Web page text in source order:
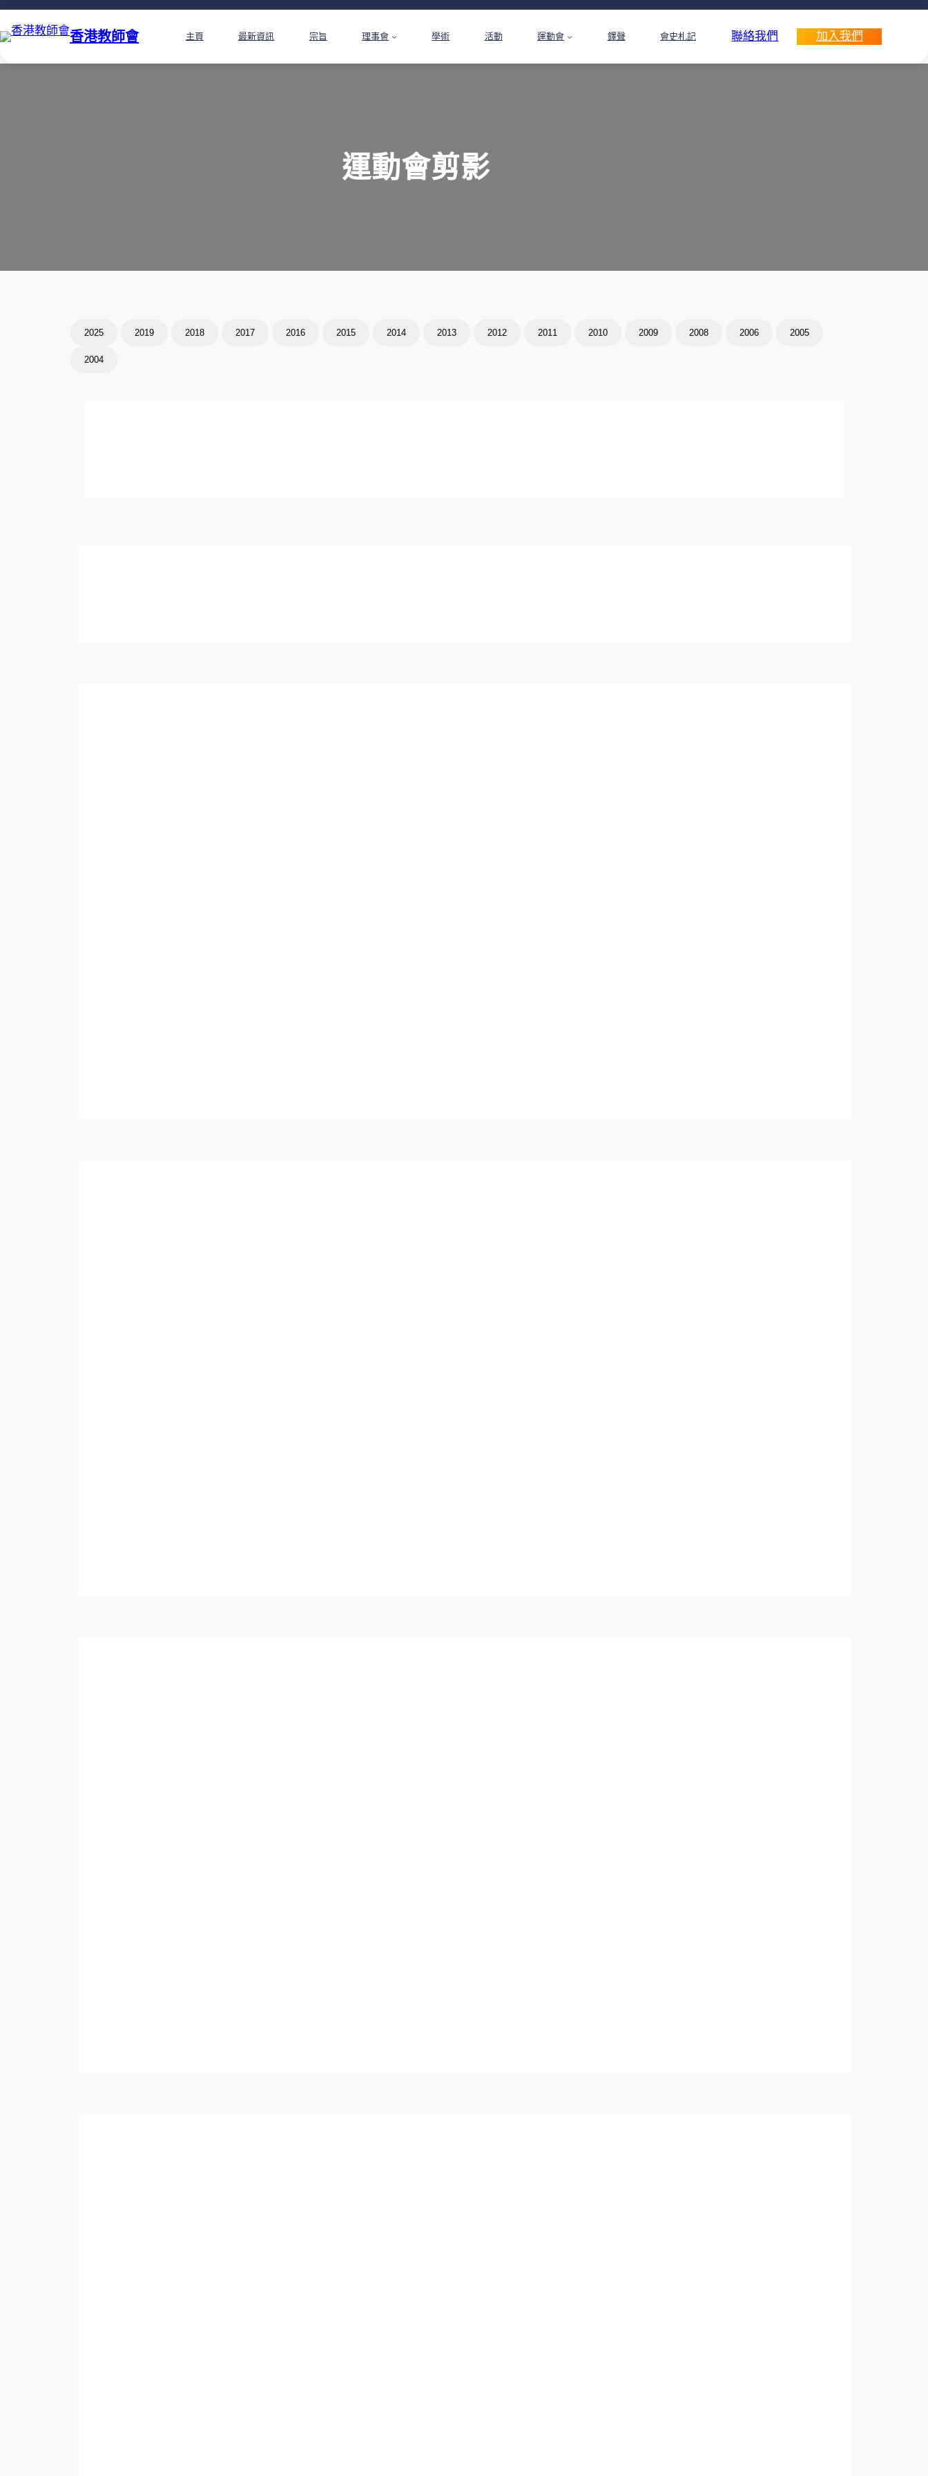
香港教師會 主頁 最新資訊 宗旨 理事會 學術 活動 運動會 鐸聲 會史札記 聯絡我們 加入我們
運動會剪影
2025 2019 2018 2017 2016 2015 2014 2013 2012 2011 2010 2009 2008 2006 2005
2004